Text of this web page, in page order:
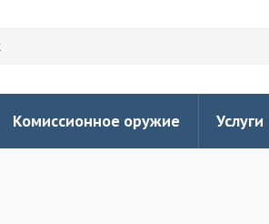
Комиссионное оружие Услуги